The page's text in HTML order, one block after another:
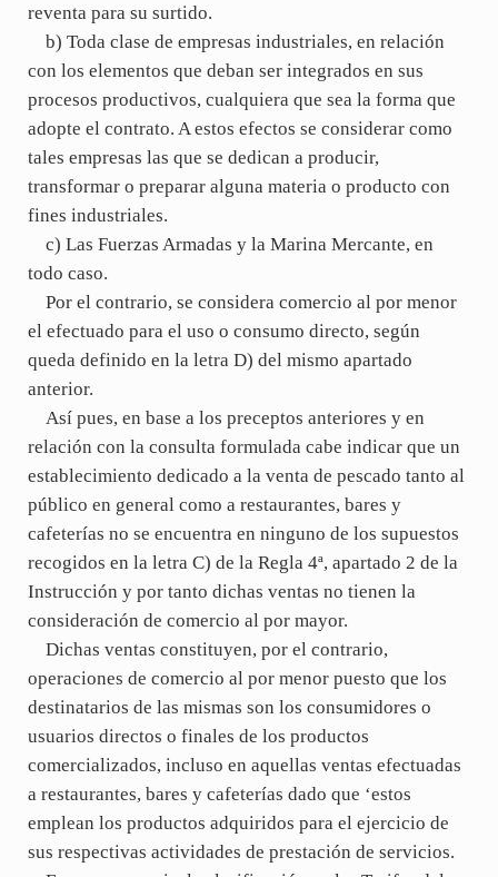
reventa para su surtido.
b) Toda clase de empresas industriales, en relación
con los elementos que deban ser integrados en sus
procesos productivos, cualquiera que sea la forma que
adopte el contrato. A estos efectos se considerar como
tales empresas las que se dedican a producir,
transformar o preparar alguna materia o producto con
fines industriales.
c) Las Fuerzas Armadas y la Marina Mercante, en
todo caso.
Por el contrario, se considera comercio al por menor
el efectuado para el uso o consumo directo, según
queda definido en la letra D) del mismo apartado
anterior.
Así pues, en base a los preceptos anteriores y en
relación con la consulta formulada cabe indicar que un
establecimiento dedicado a la venta de pescado tanto al
público en general como a restaurantes, bares y
cafeterías no se encuentra en ninguno de los supuestos
recogidos en la letra C) de la Regla 4ª, apartado 2 de la
Instrucción y por tanto dichas ventas no tienen la
consideración de comercio al por mayor.
Dichas ventas constituyen, por el contrario,
operaciones de comercio al por menor puesto que los
destinatarios de las mismas son los consumidores o
usuarios directos o finales de los productos
comercializados, incluso en aquellas ventas efectuadas
a restaurantes, bares y cafeterías dado que ‘estos
emplean los productos adquiridos para el ejercicio de
sus respectivas actividades de prestación de servicios.